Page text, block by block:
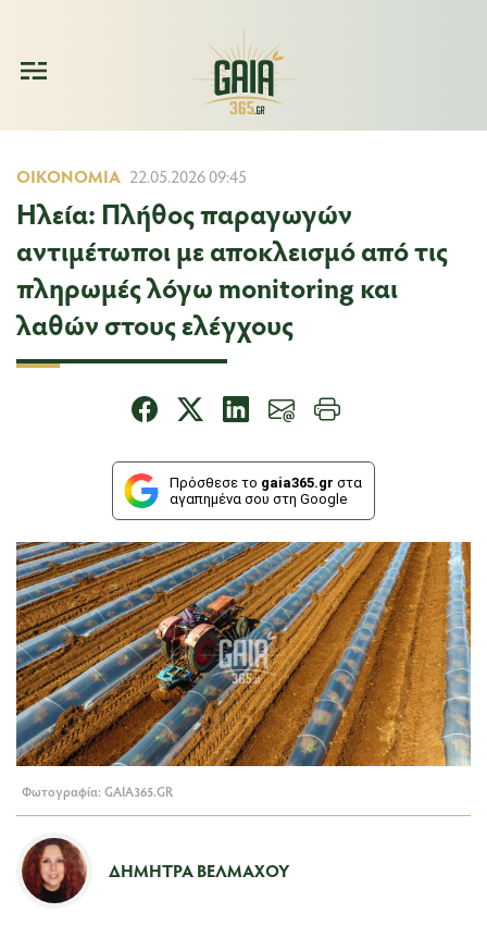
ΟΙΚΟΝΟΜΊΑ 22.05.2026 09:45
Ηλεία: Πλήθος παραγωγών
αντιμέτωποι με αποκλεισμό από τις
πληρωμές λόγω monitoring και
λαθών στους ελέγχους
Πρόσθεσε το gaia365.gr στα
αγαπημένα σου στη Google
Φωτογραφία: GAIA365.GR
ΔΉΜΗΤΡΑ ΒΈΛΜΑΧΟΥ